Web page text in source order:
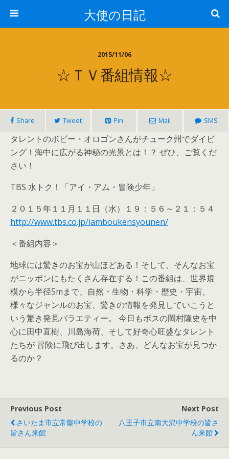
大使の日記
2015/11/06
☆ＴＶ番組情報☆
Share Tweet Pin Mail SMS
タレントのボビー・オロゴンさんがチューク州でダイビ
ング！海中に広がる神秘の光景とは！？ ぜひ、ご覧くだ
さい！
TBS 水トク！「アイ・アム・冒険少年」
２０１５年１１月１１日（水）１９：５６～２１：５４
http://www.tbs.co.jp/iamboukensyounen/
＜番組内容＞
地球には驚きのお宝が山ほどある！そして、そんなお宝
がニッポンにもたくさん存在する！この番組は、世界規
模から半径5mまで、自然・生物・科学・歴史・宇宙、
様々なジャンルのお宝、驚きの情報を発見していこうと
いう驚き発見バラエティー。 今日もボスの岡村隆史を中
心に田中直樹、川島海荷、そして好奇心旺盛なタレント
たちが 冒険に飛び出します。さあ、どんなお宝が見つか
るのか？
Previous Post
さいたま市立常盤中学校の
皆さん来館
Next Post
八王子市立南大沢中学校の皆さ
ん来館